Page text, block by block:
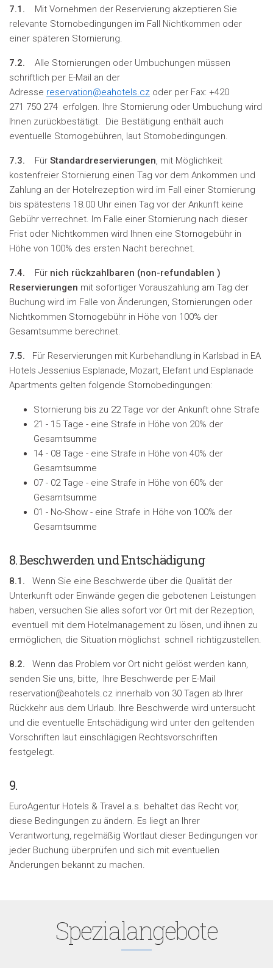
7.1. Mit Vornehmen der Reservierung akzeptieren Sie
relevante Stornobedingungen im Fall Nichtkommen oder
einer späteren Stornierung.
7.2. Alle Stornierungen oder Umbuchungen müssen
schriftlich per E-Mail an der
Adresse reservation@eahotels.cz oder per Fax: +420
271 750 274 erfolgen. Ihre Stornierung oder Umbuchung wird
Ihnen zurückbestätigt. Die Bestätigung enthält auch
eventuelle Stornogebühren, laut Stornobedingungen.
7.3. Für Standardreservierungen, mit Möglichkeit
kostenfreier Stornierung einen Tag vor dem Ankommen und
Zahlung an der Hotelrezeption wird im Fall einer Stornierung
bis spätestens 18.00 Uhr einen Tag vor der Ankunft keine
Gebühr verrechnet. Im Falle einer Stornierung nach dieser
Frist oder Nichtkommen wird Ihnen eine Stornogebühr in
Höhe von 100% des ersten Nacht berechnet.
7.4. Für nich rückzahlbaren (non-refundablen )
Reservierungen mit sofortiger Vorauszahlung am Tag der
Buchung wird im Falle von Änderungen, Stornierungen oder
Nichtkommen Stornogebühr in Höhe von 100% der
Gesamtsumme berechnet.
7.5.
Für Reservierungen mit Kurbehandlung in Karlsbad in EA
Hotels Jessenius Esplanade, Mozart, Elefant und Esplanade
Apartments gelten folgende Stornobedingungen:
Stornierung bis zu 22 Tage vor der Ankunft ohne Strafe
21 - 15 Tage - eine Strafe in Höhe von 20% der
Gesamtsumme
14 - 08 Tage - eine Strafe in Höhe von 40% der
Gesamtsumme
07 - 02 Tage - eine Strafe in Höhe von 60% der
Gesamtsumme
01 - No-Show - eine Strafe in Höhe von 100% der
Gesamtsumme
8.Beschwerden und Entschädigung
8.1.
Wenn Sie eine Beschwerde über die Qualität der
Unterkunft oder Einwände gegen die gebotenen Leistungen
haben, versuchen Sie alles sofort vor Ort mit der Rezeption,
eventuell mit dem Hotelmanagement zu lösen, und ihnen zu
ermöglichen, die Situation möglichst schnell richtigzustellen.
8.2. Wenn das Problem vor Ort nicht gelöst werden kann,
senden Sie uns, bitte, Ihre Beschwerde per E-Mail
reservation@eahotels.cz innerhalb von 30 Tagen ab Ihrer
Rückkehr aus dem Urlaub. Ihre Beschwerde wird untersucht
und die eventuelle Entschädigung wird unter den geltenden
Vorschriften laut einschlägigen Rechtsvorschriften
festgelegt.
9.
EuroAgentur Hotels & Travel a.s. behaltet das Recht vor,
diese Bedingungen zu ändern. Es liegt an Ihrer
Verantwortung, regelmäßig Wortlaut dieser Bedingungen vor
jeder Buchung überprüfen und sich mit eventuellen
Änderungen bekannt zu machen.
Spezialangebote